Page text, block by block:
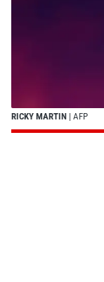
RICKY MARTIN | AFP